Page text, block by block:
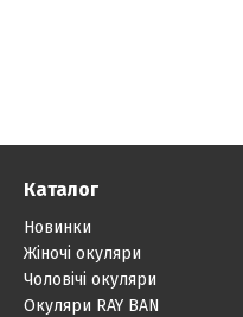
Каталог
Новинки
Жіночі окуляри
Чоловічі окуляри
Окуляри RAY BAN